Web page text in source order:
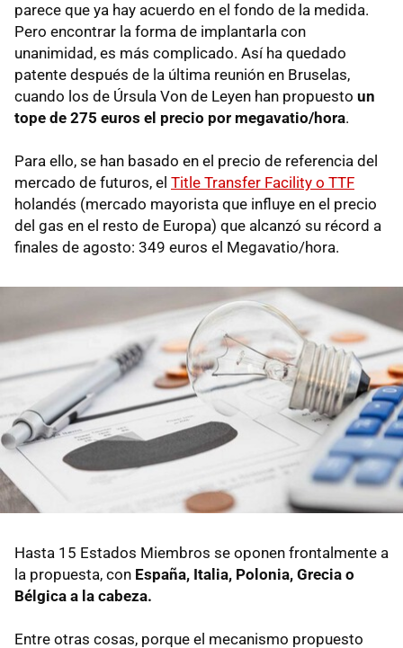
parece que ya hay acuerdo en el fondo de la medida.
Pero encontrar la forma de implantarla con
unanimidad, es más complicado. Así ha quedado
patente después de la última reunión en Bruselas,
cuando los de Úrsula Von de Leyen han propuesto un
tope de 275 euros el precio por megavatio/hora.
Para ello, se han basado en el precio de referencia del
mercado de futuros, el Title Transfer Facility o TTF
holandés (mercado mayorista que influye en el precio
del gas en el resto de Europa) que alcanzó su récord a
finales de agosto: 349 euros el Megavatio/hora.
Hasta 15 Estados Miembros se oponen frontalmente a
la propuesta, con España, Italia, Polonia, Grecia o
Bélgica a la cabeza.
Entre otras cosas, porque el mecanismo propuesto